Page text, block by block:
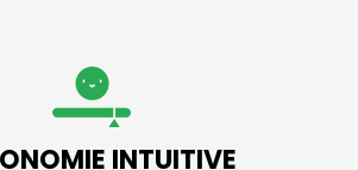
INTUITIVE